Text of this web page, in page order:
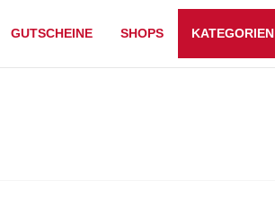
GUTSCHEINE SHOPS KATEGORIEN